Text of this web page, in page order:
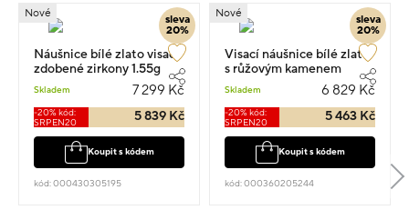
sleva
20%
Nové
Náušnice bílé zlato visací
zdobené zirkony 1.55g
Skladem 7 299 Kč
-20% kód:
SRPEN20
5 839 Kč
Koupit s kódem
kód: 000430305195
sleva
20%
Nové
Visací náušnice bílé zlato
s růžovým kamenem
Skladem 6 829 Kč
-20% kód:
SRPEN20
5 463 Kč
Koupit s kódem
kód: 000360205244